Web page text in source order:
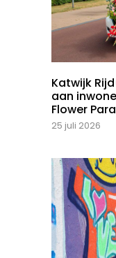
Katwijk
aan
Flower
25 juli 2026